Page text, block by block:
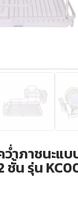
ำภาชนะแบ
ชั้น รุ่น